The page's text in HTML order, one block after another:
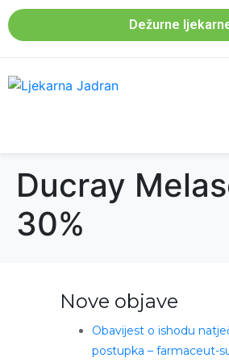
Dežurne
Ducray
30%
Nove objave
Obavijest o ishodu
postupka – farmaceut-